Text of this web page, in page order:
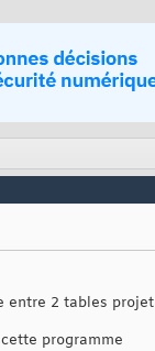
entre 2 tables
programme